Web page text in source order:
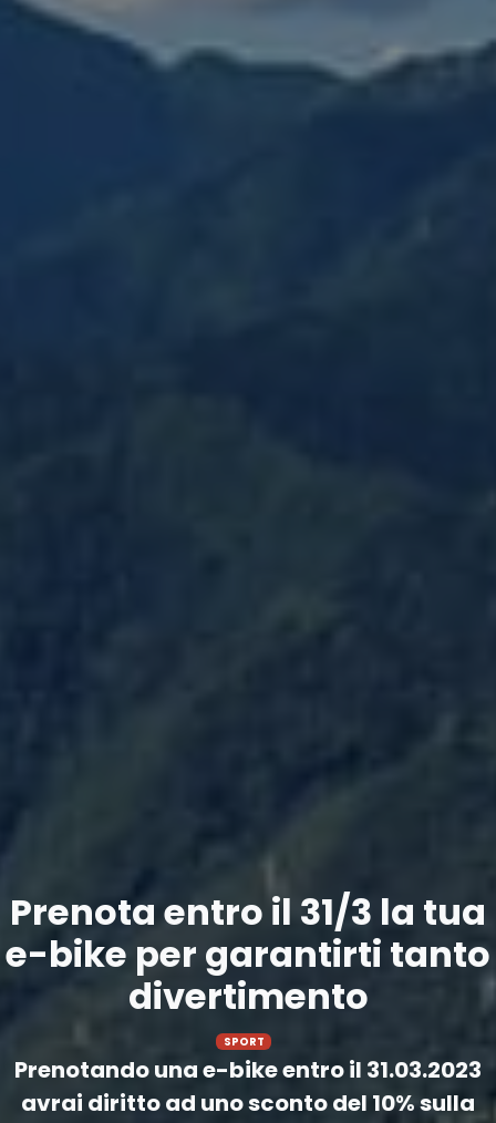
Prenota entro il 31/3 la tua
e-bike per garantirti tanto
divertimento
SPORT
Prenotando una e-bike entro il 31.03.2023
avrai diritto ad uno sconto del 10% sulla